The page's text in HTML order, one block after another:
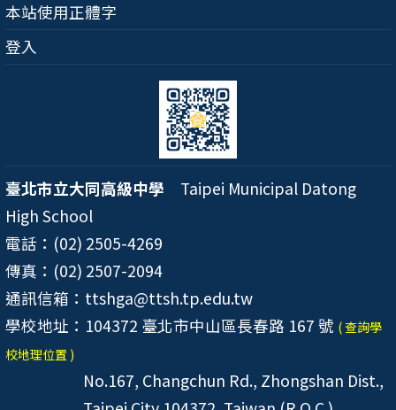
本站使用正體字
登入
臺北市立大同高級中學 Taipei Municipal Datong
High School
電話：(02) 2505-4269
傳真：(02) 2507-2094
通訊信箱：ttshga@ttsh.tp.edu.tw
學校地址：104372 臺北市中山區長春路 167 號 ( 查詢學
校地理位置 )
No.167, Changchun Rd., Zhongshan Dist.,